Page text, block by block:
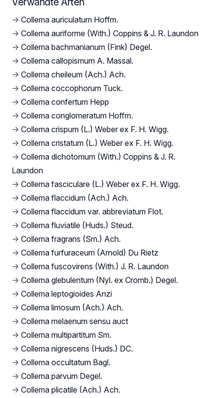
→ Collema auriculatum Hoffm.
→ Collema auriforme (With.) Coppins & J. R. Laundon
→ Collema bachmanianum (Fink) Degel.
→ Collema callopismum A. Massal.
→ Collema cheileum (Ach.) Ach.
→ Collema coccophorum Tuck.
→ Collema confertum Hepp
→ Collema conglomeratum Hoffm.
→ Collema crispum (L.) Weber ex F. H. Wigg.
→ Collema cristatum (L.) Weber ex F. H. Wigg.
→ Collema dichotomum (With.) Coppins & J. R.
Laundon
→ Collema fasciculare (L.) Weber ex F. H. Wigg.
→ Collema flaccidum (Ach.) Ach.
→ Collema flaccidum var. abbreviatum Flot.
→ Collema fluviatile (Huds.) Steud.
→ Collema fragrans (Sm.) Ach.
→ Collema furfuraceum (Arnold) Du Rietz
→ Collema fuscovirens (With.) J. R. Laundon
→ Collema glebulentum (Nyl. ex Cromb.) Degel.
→ Collema leptogioides Anzi
→ Collema limosum (Ach.) Ach.
→ Collema melaenum sensu auct
→ Collema multipartitum Sm.
→ Collema nigrescens (Huds.) DC.
→ Collema occultatum Bagl.
→ Collema parvum Degel.
→ Collema plicatile (Ach.) Ach.